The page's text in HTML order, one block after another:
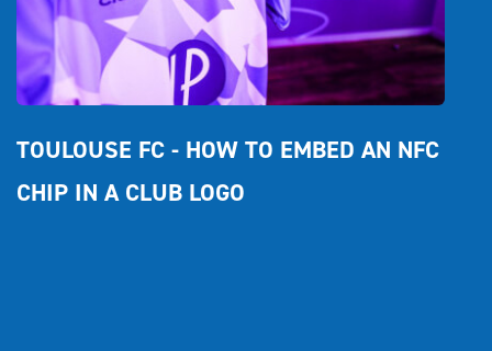
TOULOUSE FC - HOW TO EMBED AN NFC
CHIP IN A CLUB LOGO